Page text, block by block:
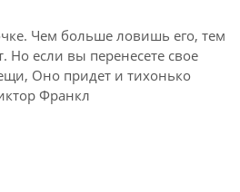
Чем больше ловишь его, тем
Но если вы перенесете свое
Оно придет и тихонько
Франкл